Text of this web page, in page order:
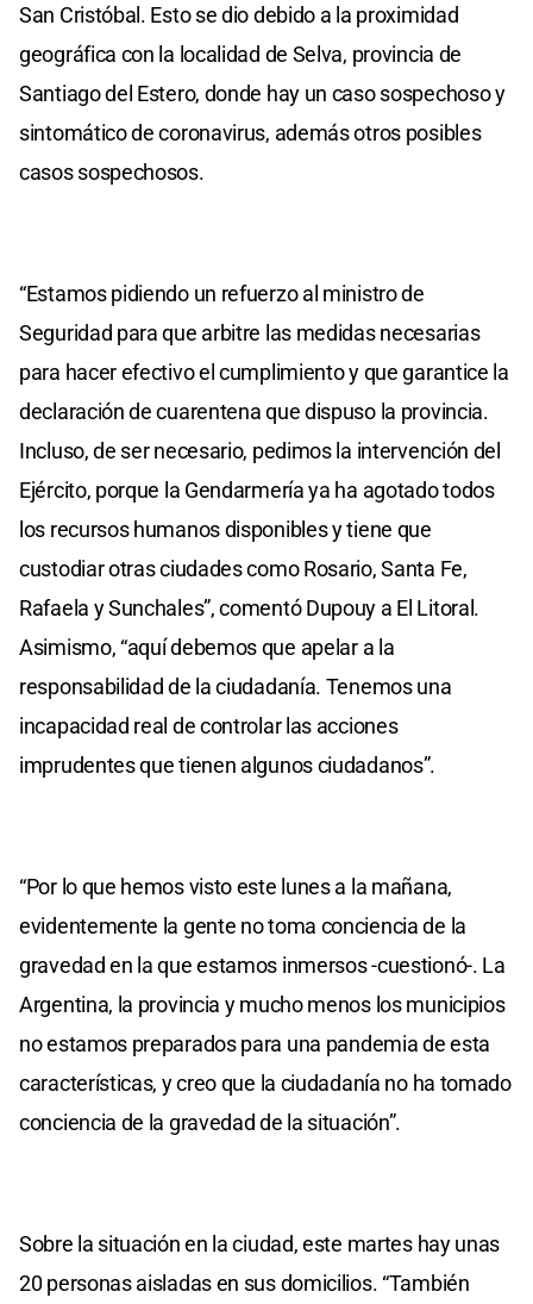
San Cristóbal. Esto se dio debido a la proximidad
geográfica con la localidad de Selva, provincia de
Santiago del Estero, donde hay un caso sospechoso y
sintomático de coronavirus, además otros posibles
casos sospechosos.
“Estamos pidiendo un refuerzo al ministro de
Seguridad para que arbitre las medidas necesarias
para hacer efectivo el cumplimiento y que garantice la
declaración de cuarentena que dispuso la provincia.
Incluso, de ser necesario, pedimos la intervención del
Ejército, porque la Gendarmería ya ha agotado todos
los recursos humanos disponibles y tiene que
custodiar otras ciudades como Rosario, Santa Fe,
Rafaela y Sunchales”, comentó Dupouy a El Litoral.
Asimismo, “aquí debemos que apelar a la
responsabilidad de la ciudadanía. Tenemos una
incapacidad real de controlar las acciones
imprudentes que tienen algunos ciudadanos”.
“Por lo que hemos visto este lunes a la mañana,
evidentemente la gente no toma conciencia de la
gravedad en la que estamos inmersos -cuestionó-. La
Argentina, la provincia y mucho menos los municipios
no estamos preparados para una pandemia de esta
características, y creo que la ciudadanía no ha tomado
conciencia de la gravedad de la situación”.
Sobre la situación en la ciudad, este martes hay unas
20 personas aisladas en sus domicilios. “También